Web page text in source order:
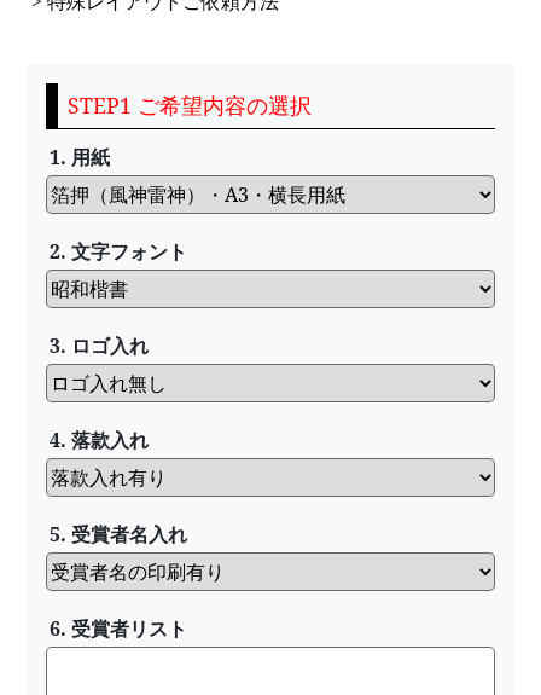
STEP1 ご希望内容の選択
1. 用紙
2. 文字フォント
3. ロゴ入れ
4. 落款入れ
5. 受賞者名入れ
6. 受賞者リスト